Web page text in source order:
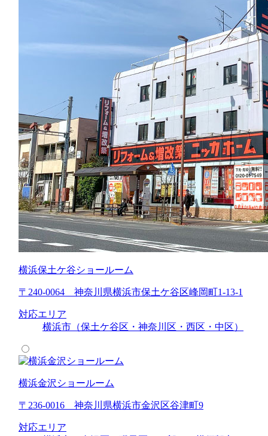
横浜保土ケ谷ショールーム
〒240-0064 神奈川県横浜市保土ケ谷区峰岡町1-13-1
対応エリア
横浜市（保土ケ谷区・神奈川区・西区・中区）
横浜金沢ショールーム
〒236-0016 神奈川県横浜市金沢区谷津町9
対応エリア